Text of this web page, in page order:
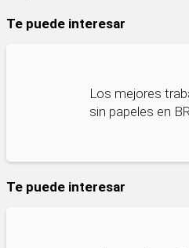
Te puede interesar
Los mejores
sin papeles en
Te puede interesar